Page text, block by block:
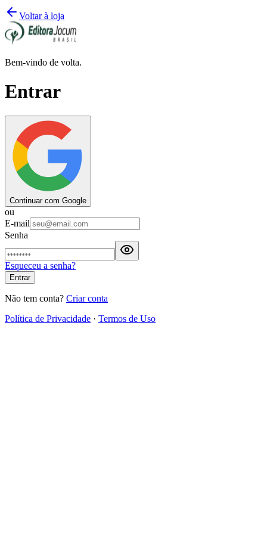
Voltar à loja
Bem-vindo de volta.
Entrar
Continuar com Google
ou
E-mail
Senha
Esqueceu a senha?
Entrar
Não tem conta? Criar conta
Política de Privacidade · Termos de Uso